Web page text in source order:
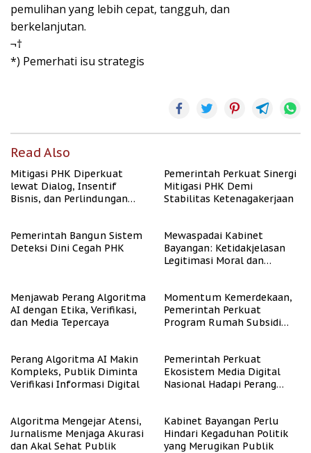
pemulihan yang lebih cepat, tangguh, dan
berkelanjutan.
¬†
*) Pemerhati isu strategis
Read Also
Mitigasi PHK Diperkuat
lewat Dialog, Insentif
Bisnis, dan Perlindungan
Pemerintah Perkuat Sinergi
Mitigasi PHK Demi
Stabilitas Ketenagakerjaan
Pemerintah Bangun Sistem
Deteksi Dini Cegah PHK
Mewaspadai Kabinet
Bayangan: Ketidakjelasan
Legitimasi Moral dan
Menjawab Perang Algoritma
AI dengan Etika, Verifikasi,
dan Media Tepercaya
Momentum Kemerdekaan,
Pemerintah Perkuat
Program Rumah Subsidi
Perang Algoritma AI Makin
Kompleks, Publik Diminta
Verifikasi Informasi Digital
Pemerintah Perkuat
Ekosistem Media Digital
Nasional Hadapi Perang
Algoritma Mengejar Atensi,
Jurnalisme Menjaga Akurasi
dan Akal Sehat Publik
Kabinet Bayangan Perlu
Hindari Kegaduhan Politik
yang Merugikan Publik